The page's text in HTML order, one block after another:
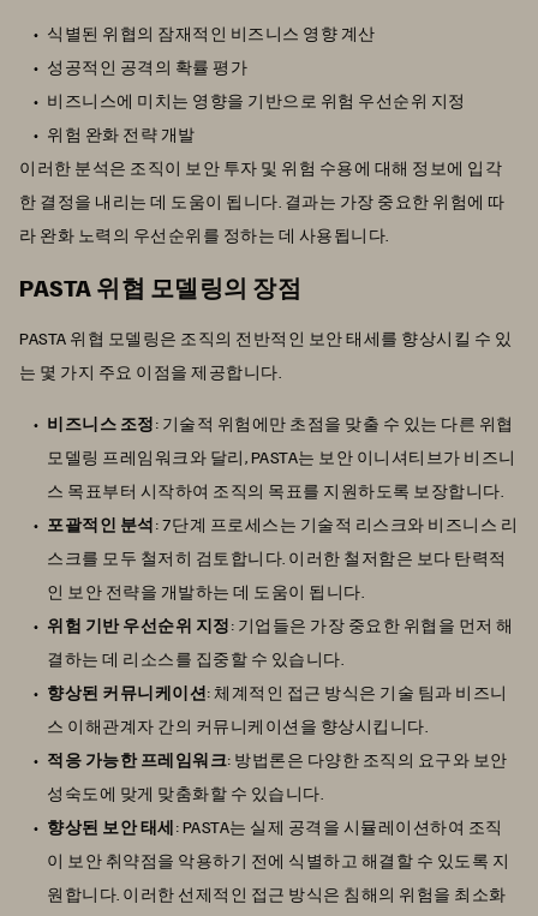
식별된 위협의 잠재적인 비즈니스 영향 계산
성공적인 공격의 확률 평가
비즈니스에 미치는 영향을 기반으로 위험 우선순위 지정
위험 완화 전략 개발
이러한 분석은 조직이 보안 투자 및 위험 수용에 대해 정보에 입각
한 결정을 내리는 데 도움이 됩니다. 결과는 가장 중요한 위험에 따
라 완화 노력의 우선순위를 정하는 데 사용됩니다.
PASTA 위협 모델링의 장점
PASTA 위협 모델링은 조직의 전반적인 보안 태세를 향상시킬 수 있
는 몇 가지 주요 이점을 제공합니다.
비즈니스 조정: 기술적 위험에만 초점을 맞출 수 있는 다른 위협
모델링 프레임워크와 달리, PASTA는 보안 이니셔티브가 비즈니
스 목표부터 시작하여 조직의 목표를 지원하도록 보장합니다.
포괄적인 분석: 7단계 프로세스는 기술적 리스크와 비즈니스 리
스크를 모두 철저히 검토합니다. 이러한 철저함은 보다 탄력적
인 보안 전략을 개발하는 데 도움이 됩니다.
위험 기반 우선순위 지정: 기업들은 가장 중요한 위협을 먼저 해
결하는 데 리소스를 집중할 수 있습니다.
향상된 커뮤니케이션: 체계적인 접근 방식은 기술 팀과 비즈니
스 이해관계자 간의 커뮤니케이션을 향상시킵니다.
적응 가능한 프레임워크: 방법론은 다양한 조직의 요구와 보안
성숙도에 맞게 맞춤화할 수 있습니다.
향상된 보안 태세: PASTA는 실제 공격을 시뮬레이션하여 조직
이 보안 취약점을 악용하기 전에 식별하고 해결할 수 있도록 지
원합니다. 이러한 선제적인 접근 방식은 침해의 위험을 최소화